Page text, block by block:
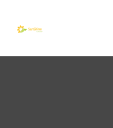
Inhalt